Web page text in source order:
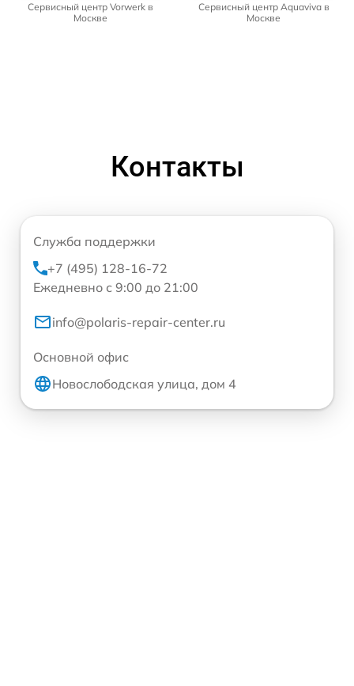
Сервисный центр Vorwerk в
Москве
Сервисный центр Aquaviva в
Москве
Контакты
Служба поддержки
+7 (495) 128-16-72
Ежедневно с 9:00 до 21:00
info@polaris-repair-center.ru
Основной офис
Новослободская улица, дом 4